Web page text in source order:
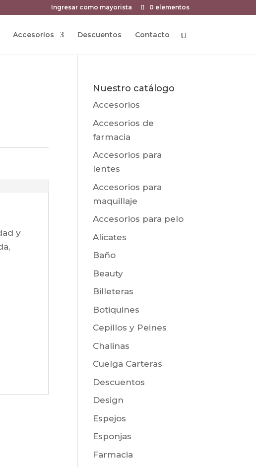
Ingresar como mayorista 0 elementos
Accesorios Descuentos Contacto
y
Nuestro catálogo
Accesorios
Accesorios de
farmacia
Accesorios para
lentes
Accesorios para
maquillaje
Accesorios para pelo
Alicates
Baño
Beauty
Billeteras
Botiquines
Cepillos y Peines
Chalinas
Cuelga Carteras
Descuentos
Design
Espejos
Esponjas
Farmacia